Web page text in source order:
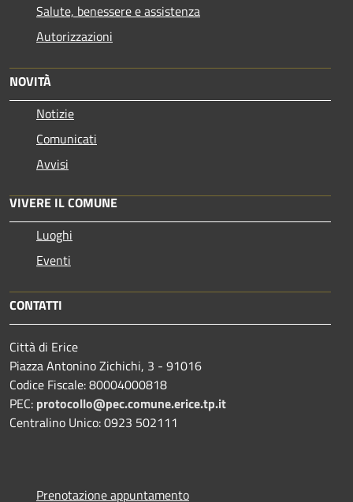
Salute, benessere e assistenza
Autorizzazioni
NOVITÀ
Notizie
Comunicati
Avvisi
VIVERE IL COMUNE
Luoghi
Eventi
CONTATTI
Città di Erice
Piazza Antonino Zichichi, 3 - 91016
Codice Fiscale: 80004000818
PEC: protocollo@pec.comune.erice.tp.it
Centralino Unico: 0923 502111
Prenotazione appuntamento